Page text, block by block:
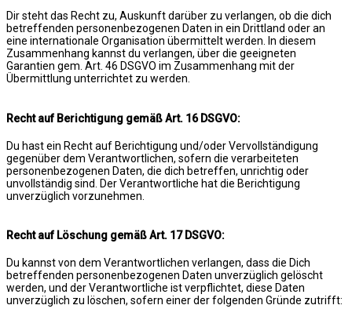
Dir steht das Recht zu, Auskunft darüber zu verlangen, ob die dich
betreffenden personenbezogenen Daten in ein Drittland oder an
eine internationale Organisation übermittelt werden. In diesem
Zusammenhang kannst du verlangen, über die geeigneten
Garantien gem. Art. 46 DSGVO im Zusammenhang mit der
Übermittlung unterrichtet zu werden.
Recht auf Berichtigung gemäß Art. 16 DSGVO:
Du hast ein Recht auf Berichtigung und/oder Vervollständigung
gegenüber dem Verantwortlichen, sofern die verarbeiteten
personenbezogenen Daten, die dich betreffen, unrichtig oder
unvollständig sind. Der Verantwortliche hat die Berichtigung
unverzüglich vorzunehmen.
Recht auf Löschung gemäß Art. 17 DSGVO:
Du kannst von dem Verantwortlichen verlangen, dass die Dich
betreffenden personenbezogenen Daten unverzüglich gelöscht
werden, und der Verantwortliche ist verpflichtet, diese Daten
unverzüglich zu löschen, sofern einer der folgenden Gründe zutrifft: